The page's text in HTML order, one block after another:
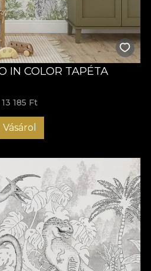
IN COLOR TAPÉTA
13 185 Ft
Vásárol